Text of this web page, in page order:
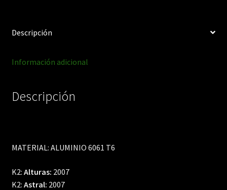
Descripción
Información adicional
Descripción
MATERIAL: ALUMINIO 6061 T6
K2: Alturas: 2007
K2: Astral: 2007